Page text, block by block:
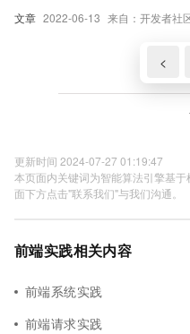
文章 2022-06-13 来自：开发者社
<
更新时间 2024-07-27 01:19:47
本页面内关键词为智能算法引擎基
面下方点击"联系我们"与我们沟通。
前端实践相关内容
前端系统实践
前端请求实践